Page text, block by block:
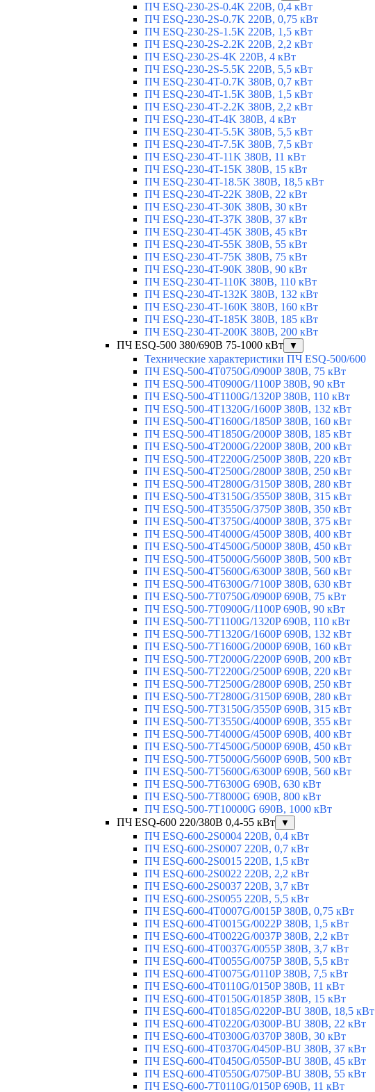
ПЧ ESQ-230-2S-0.4K 220В, 0,4 кВт
ПЧ ESQ-230-2S-0.7K 220В, 0,75 кВт
ПЧ ESQ-230-2S-1.5K 220В, 1,5 кВт
ПЧ ESQ-230-2S-2.2K 220В, 2,2 кВт
ПЧ ESQ-230-2S-4K 220В, 4 кВт
ПЧ ESQ-230-2S-5.5K 220В, 5,5 кВт
ПЧ ESQ-230-4T-0.7K 380В, 0,7 кВт
ПЧ ESQ-230-4T-1.5K 380В, 1,5 кВт
ПЧ ESQ-230-4T-2.2K 380В, 2,2 кВт
ПЧ ESQ-230-4T-4K 380В, 4 кВт
ПЧ ESQ-230-4T-5.5K 380В, 5,5 кВт
ПЧ ESQ-230-4T-7.5K 380В, 7,5 кВт
ПЧ ESQ-230-4T-11K 380В, 11 кВт
ПЧ ESQ-230-4T-15K 380В, 15 кВт
ПЧ ESQ-230-4T-18.5K 380В, 18,5 кВт
ПЧ ESQ-230-4T-22K 380В, 22 кВт
ПЧ ESQ-230-4T-30K 380В, 30 кВт
ПЧ ESQ-230-4T-37K 380В, 37 кВт
ПЧ ESQ-230-4T-45K 380В, 45 кВт
ПЧ ESQ-230-4T-55K 380В, 55 кВт
ПЧ ESQ-230-4T-75K 380В, 75 кВт
ПЧ ESQ-230-4T-90K 380В, 90 кВт
ПЧ ESQ-230-4T-110K 380В, 110 кВт
ПЧ ESQ-230-4T-132K 380В, 132 кВт
ПЧ ESQ-230-4T-160K 380В, 160 кВт
ПЧ ESQ-230-4T-185K 380В, 185 кВт
ПЧ ESQ-230-4T-200K 380В, 200 кВт
ПЧ ESQ-500 380/690В 75-1000 кВт
▼
Технические характеристики ПЧ ESQ-500/600
ПЧ ESQ-500-4T0750G/0900P 380В, 75 кВт
ПЧ ESQ-500-4T0900G/1100P 380В, 90 кВт
ПЧ ESQ-500-4T1100G/1320P 380В, 110 кВт
ПЧ ESQ-500-4T1320G/1600P 380В, 132 кВт
ПЧ ESQ-500-4T1600G/1850P 380В, 160 кВт
ПЧ ESQ-500-4T1850G/2000P 380В, 185 кВт
ПЧ ESQ-500-4T2000G/2200P 380В, 200 кВт
ПЧ ESQ-500-4T2200G/2500P 380В, 220 кВт
ПЧ ESQ-500-4T2500G/2800P 380В, 250 кВт
ПЧ ESQ-500-4T2800G/3150P 380В, 280 кВт
ПЧ ESQ-500-4T3150G/3550P 380В, 315 кВт
ПЧ ESQ-500-4T3550G/3750P 380В, 350 кВт
ПЧ ESQ-500-4T3750G/4000P 380В, 375 кВт
ПЧ ESQ-500-4T4000G/4500P 380В, 400 кВт
ПЧ ESQ-500-4T4500G/5000P 380В, 450 кВт
ПЧ ESQ-500-4T5000G/5600P 380В, 500 кВт
ПЧ ESQ-500-4T5600G/6300P 380В, 560 кВт
ПЧ ESQ-500-4T6300G/7100P 380В, 630 кВт
ПЧ ESQ-500-7T0750G/0900P 690В, 75 кВт
ПЧ ESQ-500-7T0900G/1100P 690В, 90 кВт
ПЧ ESQ-500-7T1100G/1320P 690В, 110 кВт
ПЧ ESQ-500-7T1320G/1600P 690В, 132 кВт
ПЧ ESQ-500-7T1600G/2000P 690В, 160 кВт
ПЧ ESQ-500-7T2000G/2200P 690В, 200 кВт
ПЧ ESQ-500-7T2200G/2500P 690В, 220 кВт
ПЧ ESQ-500-7T2500G/2800P 690В, 250 кВт
ПЧ ESQ-500-7T2800G/3150P 690В, 280 кВт
ПЧ ESQ-500-7T3150G/3550P 690В, 315 кВт
ПЧ ESQ-500-7T3550G/4000P 690В, 355 кВт
ПЧ ESQ-500-7T4000G/4500P 690В, 400 кВт
ПЧ ESQ-500-7T4500G/5000P 690В, 450 кВт
ПЧ ESQ-500-7T5000G/5600P 690В, 500 кВт
ПЧ ESQ-500-7T5600G/6300P 690В, 560 кВт
ПЧ ESQ-500-7T6300G 690В, 630 кВт
ПЧ ESQ-500-7T8000G 690В, 800 кВт
ПЧ ESQ-500-7T10000G 690В, 1000 кВт
ПЧ ESQ-600 220/380В 0,4-55 кВт
▼
ПЧ ESQ-600-2S0004 220В, 0,4 кВт
ПЧ ESQ-600-2S0007 220В, 0,7 кВт
ПЧ ESQ-600-2S0015 220В, 1,5 кВт
ПЧ ESQ-600-2S0022 220В, 2,2 кВт
ПЧ ESQ-600-2S0037 220В, 3,7 кВт
ПЧ ESQ-600-2S0055 220В, 5,5 кВт
ПЧ ESQ-600-4T0007G/0015P 380В, 0,75 кВт
ПЧ ESQ-600-4T0015G/0022P 380В, 1,5 кВт
ПЧ ESQ-600-4T0022G/0037P 380В, 2,2 кВт
ПЧ ESQ-600-4T0037G/0055P 380В, 3,7 кВт
ПЧ ESQ-600-4T0055G/0075P 380В, 5,5 кВт
ПЧ ESQ-600-4T0075G/0110P 380В, 7,5 кВт
ПЧ ESQ-600-4T0110G/0150P 380В, 11 кВт
ПЧ ESQ-600-4T0150G/0185P 380В, 15 кВт
ПЧ ESQ-600-4T0185G/0220P-BU 380В, 18,5 кВт
ПЧ ESQ-600-4T0220G/0300P-BU 380В, 22 кВт
ПЧ ESQ-600-4T0300G/0370P 380В, 30 кВт
ПЧ ESQ-600-4T0370G/0450P-BU 380В, 37 кВт
ПЧ ESQ-600-4T0450G/0550P-BU 380В, 45 кВт
ПЧ ESQ-600-4T0550G/0750P-BU 380В, 55 кВт
ПЧ ESQ-600-7T0110G/0150P 690В, 11 кВт